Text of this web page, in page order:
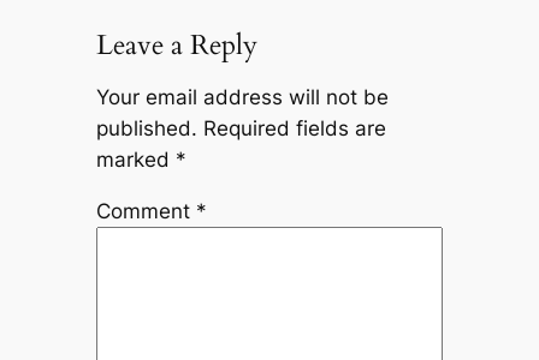
Leave a Reply
Your email address will not be
published. Required fields are
marked *
Comment *